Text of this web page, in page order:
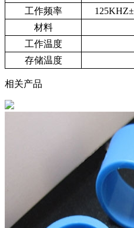
工作频率
125KHZ±
材料
工作温度
存储温度
相关产品